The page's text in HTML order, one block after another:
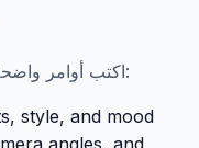
اكتب أوامر واضحة ووصفية للحصول على أفضل النتائج:
style, and mood
angles, and